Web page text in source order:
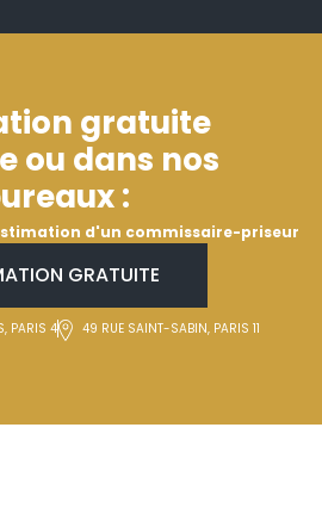
gratuite
ou dans nos
:
d'un commissaire-priseur
GRATUITE
PARIS 4 49 RUE SAINT-SABIN, PARIS 11